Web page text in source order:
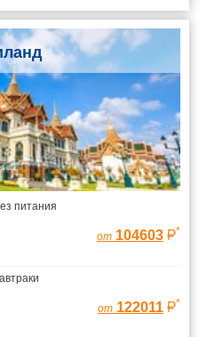
питания
от 104603 *
от 122011 *